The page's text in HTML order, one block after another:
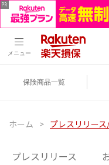
メニュー
保険商品一覧
ホーム > プレスリリー
プレスリリース